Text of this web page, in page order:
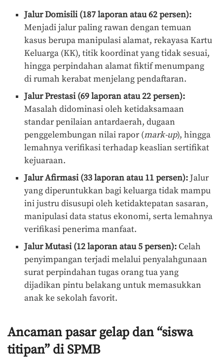
Jalur Domisili (187 laporan atau 62 persen):
Menjadi jalur paling rawan dengan temuan
kasus berupa manipulasi alamat, rekayasa Kartu
Keluarga (KK), titik koordinat yang tidak sesuai,
hingga perpindahan alamat fiktif menumpang
di rumah kerabat menjelang pendaftaran.
Jalur Prestasi (69 laporan atau 22 persen):
Masalah didominasi oleh ketidaksamaan
standar penilaian antardaerah, dugaan
penggelembungan nilai rapor (mark-up), hingga
lemahnya verifikasi terhadap keaslian sertifikat
kejuaraan.
Jalur Afirmasi (33 laporan atau 11 persen):Jalur
yang diperuntukkan bagi keluarga tidak mampu
ini justru disusupi oleh ketidaktepatan sasaran,
manipulasi data status ekonomi, serta lemahnya
verifikasi penerima manfaat.
Jalur Mutasi (12 laporan atau 5 persen):Celah
penyimpangan terjadi melalui penyalahgunaan
surat perpindahan tugas orang tua yang
dijadikan pintu belakang untuk memasukkan
anak ke sekolah favorit.
Ancaman pasar gelap dan “siswa
titipan” di SPMB